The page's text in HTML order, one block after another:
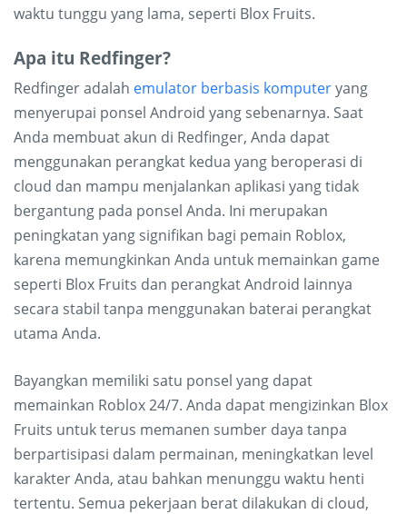
waktu tunggu yang lama, seperti Blox Fruits.
Apa itu Redfinger?
Redfinger adalah emulator berbasis komputeryang
menyerupai ponsel Android yang sebenarnya. Saat
Anda membuat akun di Redfinger, Anda dapat
menggunakan perangkat kedua yang beroperasi di
cloud dan mampu menjalankan aplikasi yang tidak
bergantung pada ponsel Anda. Ini merupakan
peningkatan yang signifikan bagi pemain Roblox,
karena memungkinkan Anda untuk memainkan game
seperti Blox Fruits dan perangkat Android lainnya
secara stabil tanpa menggunakan baterai perangkat
utama Anda.
Bayangkan memiliki satu ponsel yang dapat
memainkan Roblox 24/7. Anda dapat mengizinkan Blox
Fruits untuk terus memanen sumber daya tanpa
berpartisipasi dalam permainan, meningkatkan level
karakter Anda, atau bahkan menunggu waktu henti
tertentu. Semua pekerjaan berat dilakukan di cloud,